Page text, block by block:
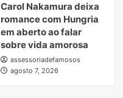
Carol Nakamura deixa
romance com Hungria
em aberto ao falar
sobre vida amorosa
assessoriadefamosos
agosto 7, 2026